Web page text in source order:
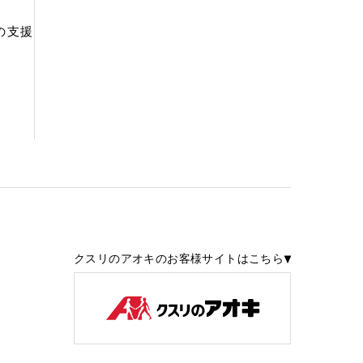
支援
クスリのアオキのお客様サイトはこちら